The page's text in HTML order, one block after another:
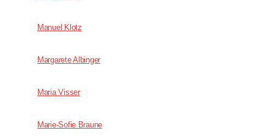
Manuel Klotz
Margarete Albinger
Maria Visser
Marie-Sofie Braune